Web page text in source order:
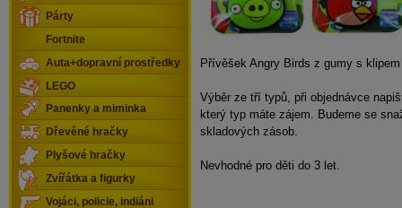
Přívěšek Angry Birds z gumy s
Výběr ze tří typů, při objednávce
který typ máte zájem. Budeme se
skladových zásob.
Nevhodné pro děti do 3 let.
Párty
Fortnite
Auta+dopravní prostředky
LEGO
Panenky a miminka
Dřevěné hračky
Plyšové hračky
Zvířátka a figurky
Vojáci, policie, indiáni